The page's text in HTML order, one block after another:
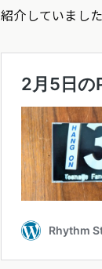
紹介していました